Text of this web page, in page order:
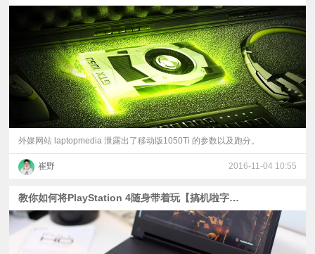
外媒网站 laptopmedia 泄露出了移动版1050Ti 的参数以及跑分。
崔野 2016-11-04 10:55
教你如何将PlayStation 4随身带着玩【搞机啦字幕组】